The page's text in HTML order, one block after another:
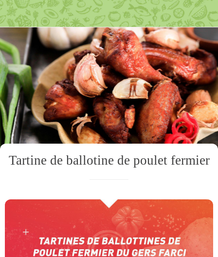
Tartine de ballotine de poulet fermier